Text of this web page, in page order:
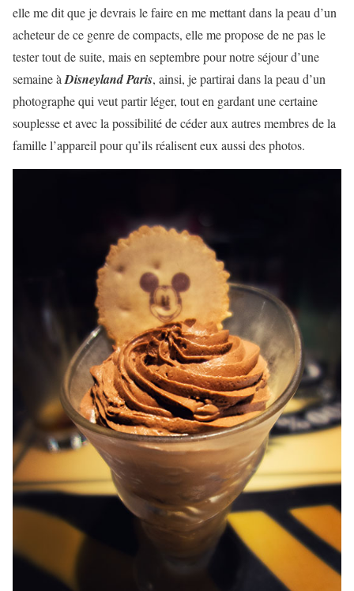
elle me dit que je devrais le faire en me mettant dans la peau d’un
acheteur de ce genre de compacts, elle me propose de ne pas le
tester tout de suite, mais en septembre pour notre séjour d’une
semaine àDisneyland Paris, ainsi, je partirai dans la peau d’un
photographe qui veut partir léger, tout en gardant une certaine
souplesse et avec la possibilité de céder aux autres membres de la
famille l’appareil pour qu’ils réalisent eux aussi des photos.